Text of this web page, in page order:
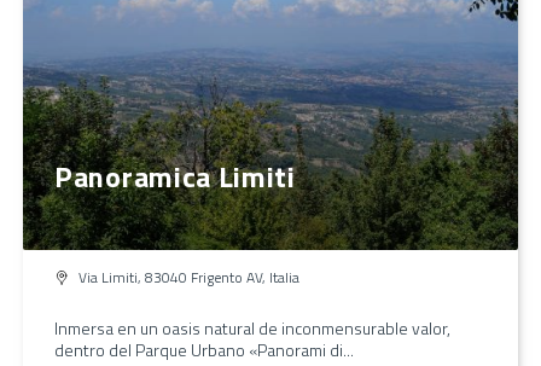
Panoramica Limiti
Via Limiti, 83040 Frigento AV, Italia
Inmersa en un oasis natural de inconmensurable valor,
dentro del Parque Urbano «Panorami di...